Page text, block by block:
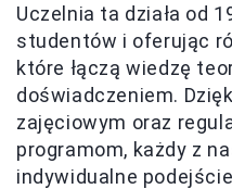
Uczelnia ta działa od
studentów i oferując
które łączą wiedzę
doświadczeniem.
zajęciowym oraz
programom, każdy z
indywidualne